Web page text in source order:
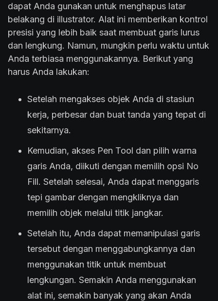
dapat Anda gunakan untuk menghapus latar
belakang di illustrator. Alat ini memberikan kontrol
presisi yang lebih baik saat membuat garis lurus
dan lengkung. Namun, mungkin perlu waktu untuk
Anda terbiasa menggunakannya. Berikut yang
harus Anda lakukan:
Setelah mengakses objek Anda di stasiun
kerja, perbesar dan buat tanda yang tepat di
sekitarnya.
Kemudian, akses Pen Tool dan pilih warna
garis Anda, diikuti dengan memilih opsi No
Fill. Setelah selesai, Anda dapat menggaris
tepi gambar dengan mengkliknya dan
memilih objek melalui titik jangkar.
Setelah itu, Anda dapat memanipulasi garis
tersebut dengan menggabungkannya dan
menggunakan titik untuk membuat
lengkungan. Semakin Anda menggunakan
alat ini, semakin banyak yang akan Anda